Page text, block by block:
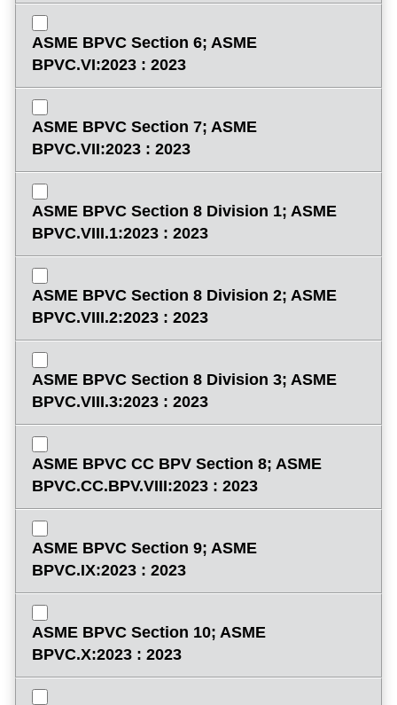
ASME BPVC Section 6; ASME
BPVC.VI:2023 : 2023
ASME BPVC Section 7; ASME
BPVC.VII:2023 : 2023
ASME BPVC Section 8 Division 1; ASME
BPVC.VIII.1:2023 : 2023
ASME BPVC Section 8 Division 2; ASME
BPVC.VIII.2:2023 : 2023
ASME BPVC Section 8 Division 3; ASME
BPVC.VIII.3:2023 : 2023
ASME BPVC CC BPV Section 8; ASME
BPVC.CC.BPV.VIII:2023 : 2023
ASME BPVC Section 9; ASME
BPVC.IX:2023 : 2023
ASME BPVC Section 10; ASME
BPVC.X:2023 : 2023